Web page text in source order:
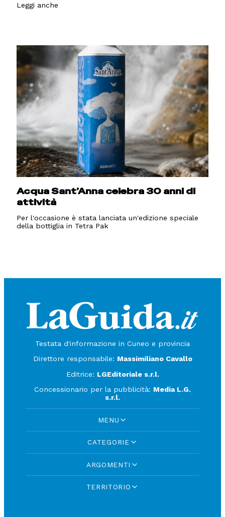
Leggi anche
Acqua Sant’Anna celebra 30 anni di
attività
Per l'occasione è stata lanciata un'edizione speciale
della bottiglia in Tetra Pak
Testata d'informazione in Cuneo e provincia
Direttore responsabile: Massimiliano Cavallo
Editrice: LGEditoriale s.r.l.
Concessionario per la pubblicità: Media L.G.
s.r.l.
MENU
CATEGORIE
ARGOMENTI
TERRITORIO